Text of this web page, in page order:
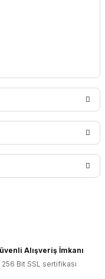
yapın!
Alışveriş İmkanı
256 Bit SSL sertifikası